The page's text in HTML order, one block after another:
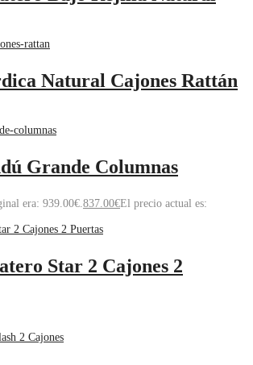
Natural Cajones Rattán
Grande Columnas
era: 939.00€. 837.00€El precio actual es:
Star 2 Cajones 2